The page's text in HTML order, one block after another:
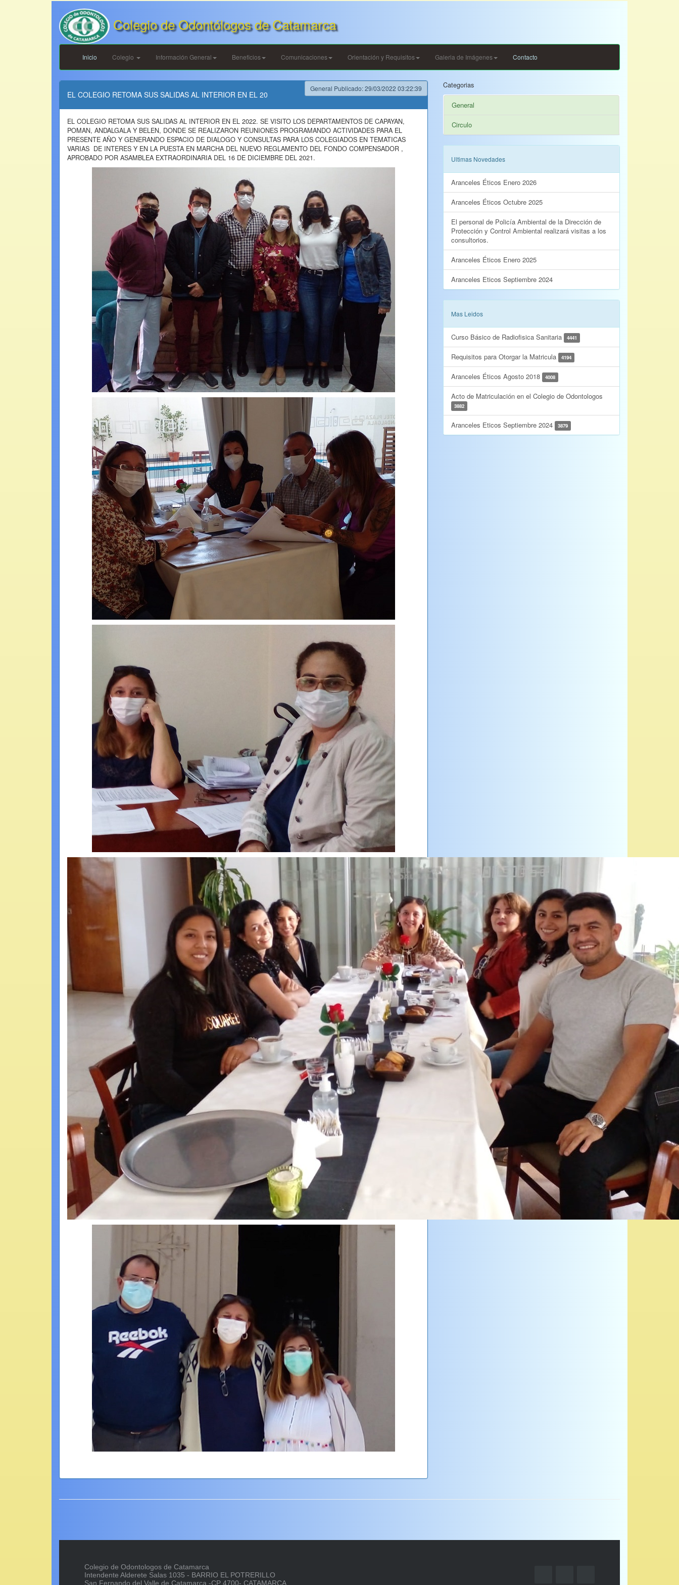
Colegio de Odontólogos de Catamarca
Inicio Colegio Información General Beneficios Comunicaciones Orientación y Requisitos Galeria de Imágenes Contacto
General Publicado: 29/03/2022 03:22:39
EL COLEGIO RETOMA SUS SALIDAS AL INTERIOR EN EL 20
EL COLEGIO RETOMA SUS SALIDAS AL INTERIOR EN EL 2022. SE VISITO LOS DEPARTAMENTOS DE CAPAYAN,
POMAN, ANDALGALA Y BELEN, DONDE SE REALIZARON REUNIONES PROGRAMANDO ACTIVIDADES PARA EL
PRESENTE AÑO Y GENERANDO ESPACIO DE DIALOGO Y CONSULTAS PARA LOS COLEGIADOS EN TEMATICAS
VARIAS DE INTERES Y EN LA PUESTA EN MARCHA DEL NUEVO REGLAMENTO DEL FONDO COMPENSADOR ,
APROBADO POR ASAMBLEA EXTRAORDINARIA DEL 16 DE DICIEMBRE DEL 2021.
Categorias
General
Circulo
Ultimas Novedades
Aranceles Éticos Enero 2026
Aranceles Éticos Octubre 2025
El personal de Policía Ambiental de la Dirección de
Protección y Control Ambiental realizará visitas a los
consultorios.
Aranceles Éticos Enero 2025
Aranceles Eticos Septiembre 2024
Mas Leidos
Curso Básico de Radiofisica Sanitaria 4441
Requisitos para Otorgar la Matricula 4194
Aranceles Éticos Agosto 2018 4008
Acto de Matriculación en el Colegio de Odontologos
3882
Aranceles Eticos Septiembre 2024 3879
Colegio de Odontologos de Catamarca
Intendente Alderete Salas 1035 - BARRIO EL POTRERILLO
San Fernando del Valle de Catamarca -CP 4700- CATAMARCA